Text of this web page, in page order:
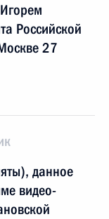
Российской
27
данное
видео-